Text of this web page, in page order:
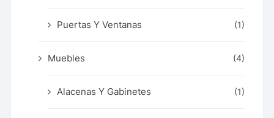
Puertas Y Ventanas (1)
Muebles (4)
Alacenas Y Gabinetes (1)